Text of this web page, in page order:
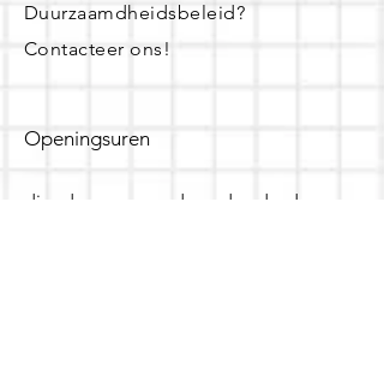
Duurzaamdheidsbeleid?
Contacteer ons!
Openingsuren
dinsdag - woensdag- donderdag: